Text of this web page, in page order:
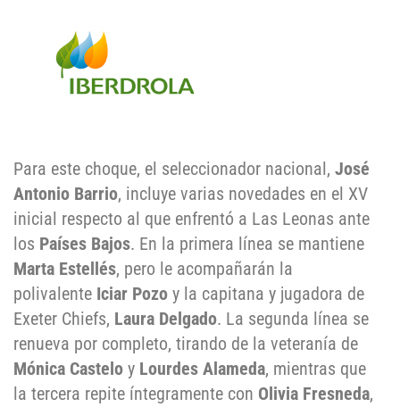
Para este choque, el seleccionador nacional, José
Antonio Barrio, incluye varias novedades en el XV
inicial respecto al que enfrentó a Las Leonas ante
los Países Bajos. En la primera línea se mantiene
Marta Estellés, pero le acompañarán la
polivalente Iciar Pozo y la capitana y jugadora de
Exeter Chiefs, Laura Delgado. La segunda línea se
renueva por completo, tirando de la veteranía de
Mónica Castelo y Lourdes Alameda, mientras que
la tercera repite íntegramente con Olivia Fresneda,